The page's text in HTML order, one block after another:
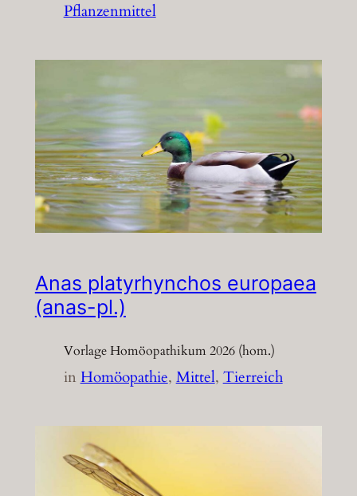
Pflanzenmittel
Anas platyrhynchos europaea
(anas-pl.)
Vorlage Homöopathikum 2026 (hom.)
inHomöopathie, Mittel, Tierreich